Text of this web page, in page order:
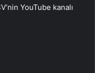
YouTube kanalı